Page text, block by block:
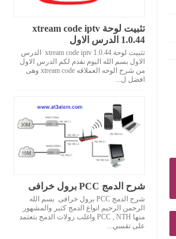
تثبيت لوحة xtream code iptv
1.0.44 الدرس الاول
تثبيت لوحة xtream code iptv 1.0.44 الدرس
الاول بسم الله اليوم نقدم لكم الدرس الاول
من شرح الوحه العملاقه xtream code وهى
افضل ل...
شرح الدمج PCC برول خرافى
شرح الدمج PCC برول خرافى بسم الله
الرحمن الرحيم انواع الدمج كتير والمشهور
منها PCC , NTH واغلب رولات الدمج بتعتمد
على تقسي...